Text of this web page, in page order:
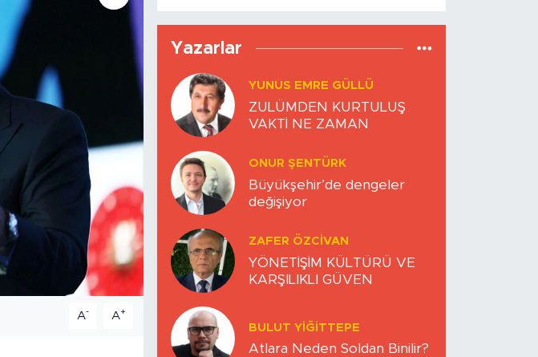
A- A+
Yazarlar
YUNUS EMRE GÜLLÜ
ZULÜMDEN KURTULUŞ
VAKTİ NE ZAMAN
ONUR ŞENTÜRK
Büyükşehir’de dengeler
değişiyor
ZAFER ÖZCIVAN
YÖNETİŞİM KÜLTÜRÜ VE
KARŞILIKLI GÜVEN
BULUT YİĞİTTEPE
Atlara Neden Soldan Binilir?